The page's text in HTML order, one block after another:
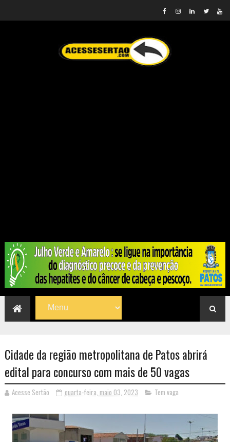
Cidade da região metropolitana de Patos abrirá
edital para concurso com mais de 50 vagas
Acesse Sertão quarta-feira, maio 03, 2023 Tem vaga